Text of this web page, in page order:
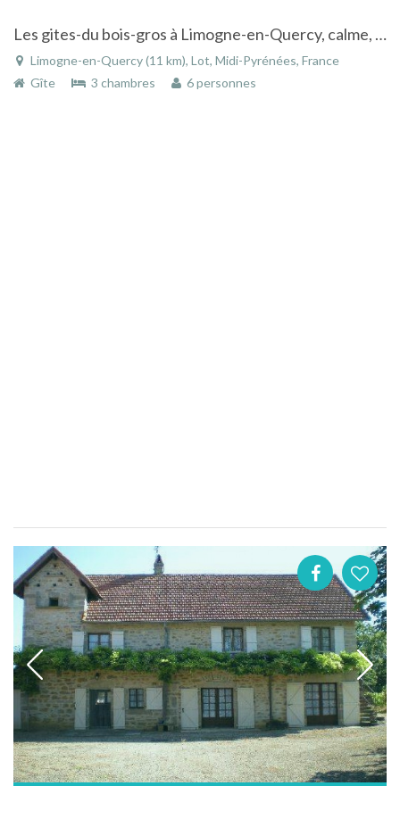
Les gites-du bois-gros à Limogne-en-Quercy, calme, repos, confort ... activités
Limogne-en-Quercy (11 km), Lot, Midi-Pyrénées, France
Gîte
3 chambres 6 personnes